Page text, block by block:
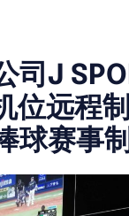
司J
位远程
球赛事